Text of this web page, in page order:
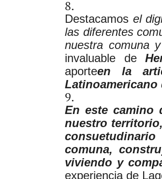
Destacamos el
las diferentes
nuestra comuna
invaluable de
aporteen la
Latinoamericano
En este camino
nuestro
comuna,
viviendo y
experiencia de